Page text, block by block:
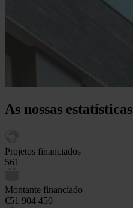
As nossas estatísticas
Projetos financiados
561
Montante financiado
€51 904 450